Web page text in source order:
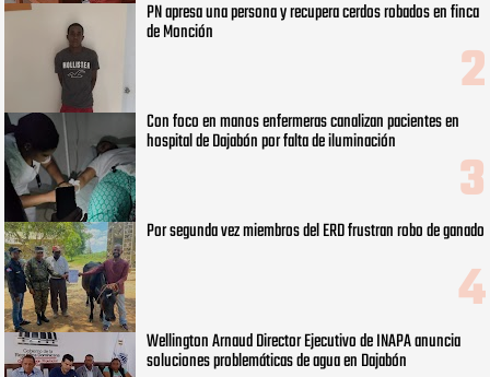
PN apresa una persona y recupera cerdos robados en finca
de Monción
Con foco en manos enfermeras canalizan pacientes en
hospital de Dajabón por falta de iluminación
Por segunda vez miembros del ERD frustran robo de ganado
Wellington Arnaud Director Ejecutivo de INAPA anuncia
soluciones problemáticas de agua en Dajabón